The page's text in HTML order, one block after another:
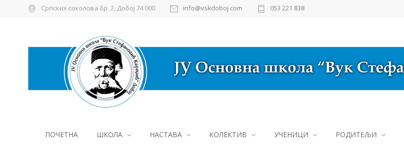
Српских соколова бр. 2, Добој 74 000 info@vskdoboj.com 053 221 838
ПОЧЕТНА ШКОЛА НАСТАВА КОЛЕКТИВ УЧЕНИЦИ РОДИТЕЉИ